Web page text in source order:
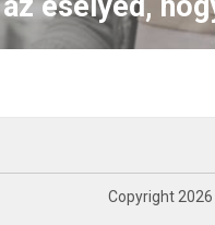
Copyright 2026